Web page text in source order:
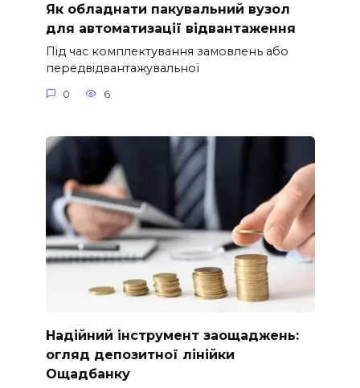
Як обладнати пакувальний вузол
для автоматизації відвантаження
Під час комплектування замовлень або
передвідвантажувальної
0 6
Надійний інструмент заощаджень:
огляд депозитної лінійки
Ощадбанку